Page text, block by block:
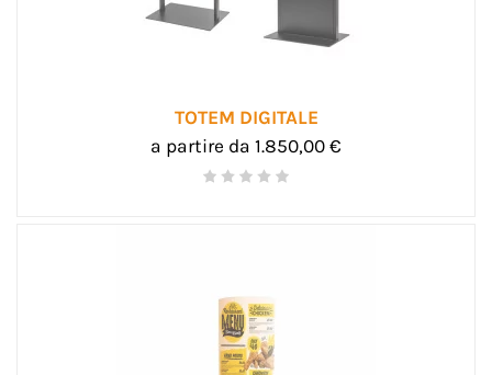
TOTEM DIGITALE
a partire da 1.850,00 €